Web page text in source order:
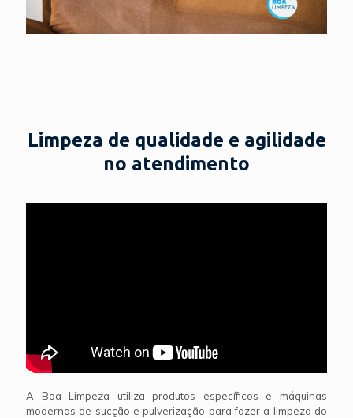
Limpeza de qualidade e agilidade
no atendimento
A Boa Limpeza utiliza produtos específicos e máquinas
modernas de sucção e pulverização para fazer a limpeza do